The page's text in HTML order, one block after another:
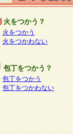
火をつかう？
火をつかう
火をつかわない
包丁をつかう？
包丁をつかう
包丁をつかわない